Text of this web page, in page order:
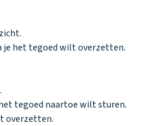
je het tegoed wilt overzetten.
.
tegoed naartoe wilt sturen.
overzetten.